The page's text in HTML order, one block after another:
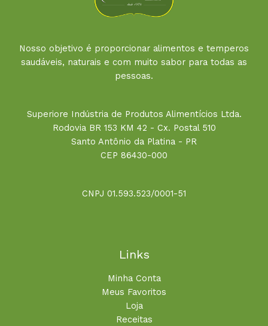
Nosso objetivo é proporcionar alimentos e temperos
saudáveis, naturais e com muito sabor para todas as
pessoas.
Superiore Indústria de Produtos Alimentícios Ltda.
Rodovia BR 153 KM 42 - Cx. Postal 510
Santo Antônio da Platina - PR
CEP 86430-000
CNPJ 01.593.523/0001-51
Links
Minha Conta
Meus Favoritos
Loja
Receitas